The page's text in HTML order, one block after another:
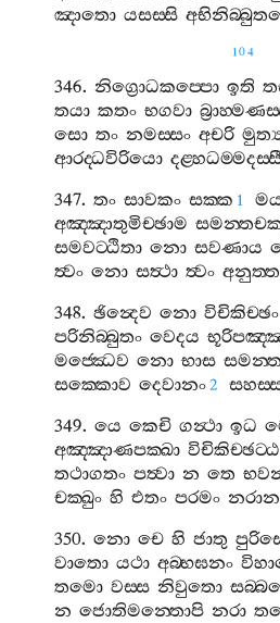
ඤාතො යසස‍්සි
104
346.නිග්‍රොධකප‍්පො ඉති
තයා කතං භගවා
සො තං නමස‍්සං අචරි
ආරද‍්ධවිරියො
347.තං සාවකං සක‍්ක 1
අඤ‍්ඤාතුමිච‍්ඡාම
සමවට‍්ඨිතා නො සවණාය
ත්‍වං නො සත්‍ථා ත්‍වං
348.ඡින්‍දෙව නො විචිකිච‍්ඡං
පරිනිබ‍්බුතං වෙදය
මජ‍්ඣෙව නො භාස
සක‍්කොව දෙවානං2
349.යෙ කෙචි ගන්‍ථා ඉධ
අඤ‍්ඤාණපක‍්ඛා
තථාගතං පත්‍වා න තෙ
චක‍්ඛුං හි එතං පරමං
350.නො චෙ හි ජාතු
වාතො යථා අබ‍්භඝනං
තමො වස‍්ස නිවුතො
න ජොතිමන‍්තොපි නරා